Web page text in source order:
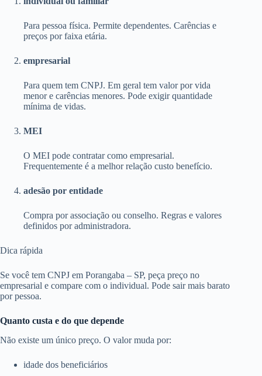
Para pessoa física. Permite dependentes. Carências e
preços por faixa etária.
empresarial
Para quem tem CNPJ. Em geral tem valor por vida
menor e carências menores. Pode exigir quantidade
mínima de vidas.
MEI
O MEI pode contratar como empresarial.
Frequentemente é a melhor relação custo benefício.
adesão por entidade
Compra por associação ou conselho. Regras e valores
definidos por administradora.
Dica rápida
Se você tem CNPJ em Porangaba – SP, peça preço no
empresarial e compare com o individual. Pode sair mais barato
por pessoa.
Quanto custa e do que depende
Não existe um único preço. O valor muda por:
idade dos beneficiários